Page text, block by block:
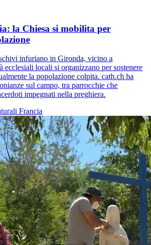
la Chiesa si mobilita per
infuriano in Gironda, vicino a
ecclesiali locali si organizzano per sostenere
la popolazione colpita. cath.ch ha
sul campo, tra parrocchie che
impegnati nella preghiera.
Francia